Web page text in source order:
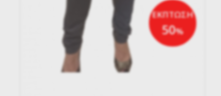
ΕΚΠΤΩΣΗ
50%